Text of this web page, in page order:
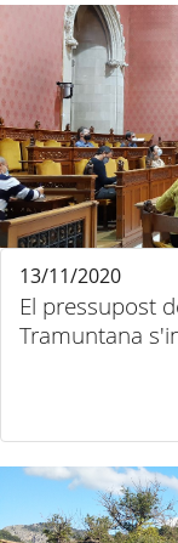
El pressupost
Tramuntana
13/11/2020